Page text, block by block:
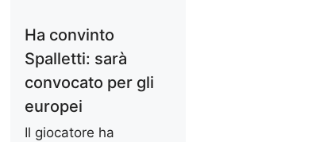
Ha convinto
Spalletti: sarà
convocato per gli
europei
Il giocatore ha